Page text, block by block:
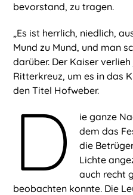
bevorstand, zu tragen.
„Es ist herrlich, niedlich,
Mund zu Mund, und man
darüber. Der Kaiser
Ritterkreuz, um es in das
den Titel Hofweber.
D
ie ganze
dem das
die
Lichte
auch recht
beobachten konnte. Die